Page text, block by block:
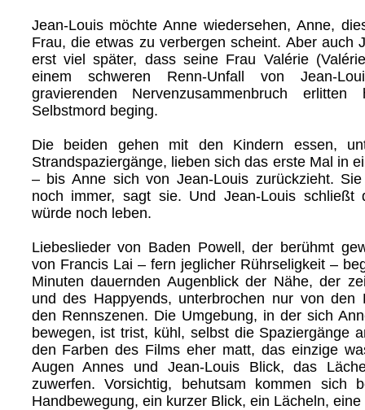
Jean-Louis möchte Anne wiedersehen, Anne,
Frau, die etwas zu verbergen scheint. Aber auch
erst viel später, dass seine Frau Valérie
einem schweren Renn-Unfall von Jean-
gravierenden Nervenzusammenbruch
Selbstmord beging.
Die beiden gehen mit den Kindern essen,
Strandspaziergänge, lieben sich das erste Mal in
– bis Anne sich von Jean-Louis zurückzieht.
noch immer, sagt sie. Und Jean-Louis schließt
würde noch leben.
Liebeslieder von Baden Powell, der berühmt
von Francis Lai – fern jeglicher Rührseligkeit –
Minuten dauernden Augenblick der Nähe, der
und des Happyends, unterbrochen nur von den
den Rennszenen. Die Umgebung, in der sich
bewegen, ist trist, kühl, selbst die Spaziergänge
den Farben des Films eher matt, das einzige
Augen Annes und Jean-Louis Blick, das
zuwerfen. Vorsichtig, behutsam kommen sich
Handbewegung, ein kurzer Blick, ein Lächeln, eine